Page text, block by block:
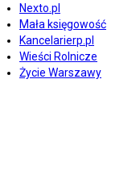
Nexto.pl
Mała księgowość
Kancelarierp.pl
Wieści Rolnicze
Życie Warszawy